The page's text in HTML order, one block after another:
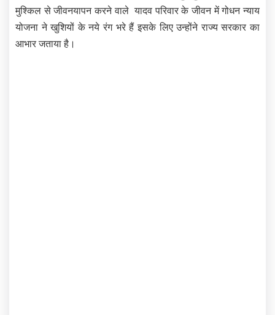
मुश्किल से जीवनयापन करने वाले यादव परिवार के जीवन में गोधन न्याय
योजना ने खुशियों के नये रंग भरे हैं इसके लिए उन्होंने राज्य सरकार का
आभार जताया है।